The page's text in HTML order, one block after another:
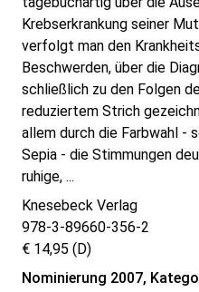
Krebserkrankung seiner
verfolgt man den
Beschwerden, über die
schließlich zu den Folgen
reduziertem Strich
allem durch die Farbwahl -
Sepia - die Stimmungen
ruhige, ...
Knesebeck Verlag
978-3-89660-356-2
€ 14,95 (D)
Nominierung 2007,